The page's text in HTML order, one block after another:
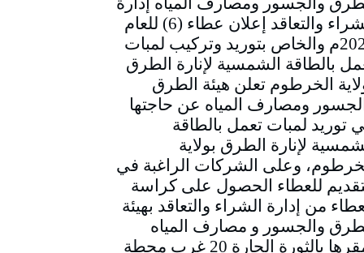
الشراء والتعاقد إعلان عطاء (6) للعام
2025م والخاص بتوريد وتركيب لمبات
بالطاقة الشمسية لإنارة الطرق
الخرطوم تعلن هيئة الطرق
ومصارف المياه عن حاجتها
توريد لمبات تعمل بالطاقة
لإنارة الطرق بولاية
وعلى الشركات الراغبة في
للعطاء الحصول على كراسة
من إدارة الشراء والتعاقد بهيئة
والجسور و مصارف المياه
بمقرها بالثورة الحارة 20 غرب محطة